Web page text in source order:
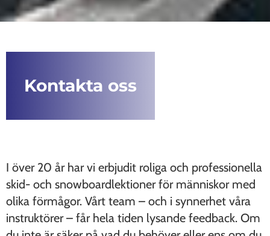
Kontakta oss
I över 20 år har vi erbjudit roliga och professionella
skid- och snowboardlektioner för människor med
olika förmågor. Vårt team – och i synnerhet våra
instruktörer – får hela tiden lysande feedback. Om